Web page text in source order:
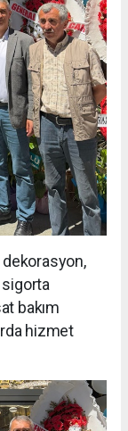
sigorta
bakım
hizmet